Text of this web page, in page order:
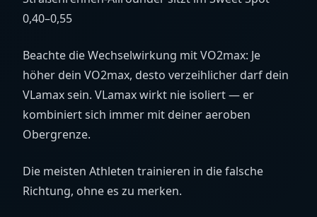
0,40–0,55
Beachte die Wechselwirkung mit VO2max: Je
höher dein VO2max, desto verzeihlicher darf dein
VLamax sein. VLamax wirkt nie isoliert — er
kombiniert sich immer mit deiner aeroben
Obergrenze.
Die meisten Athleten trainieren in die falsche
Richtung, ohne es zu merken.